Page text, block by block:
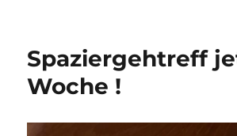
Spaziergehtreff
Woche !